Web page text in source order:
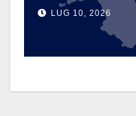
LUG 10, 2026